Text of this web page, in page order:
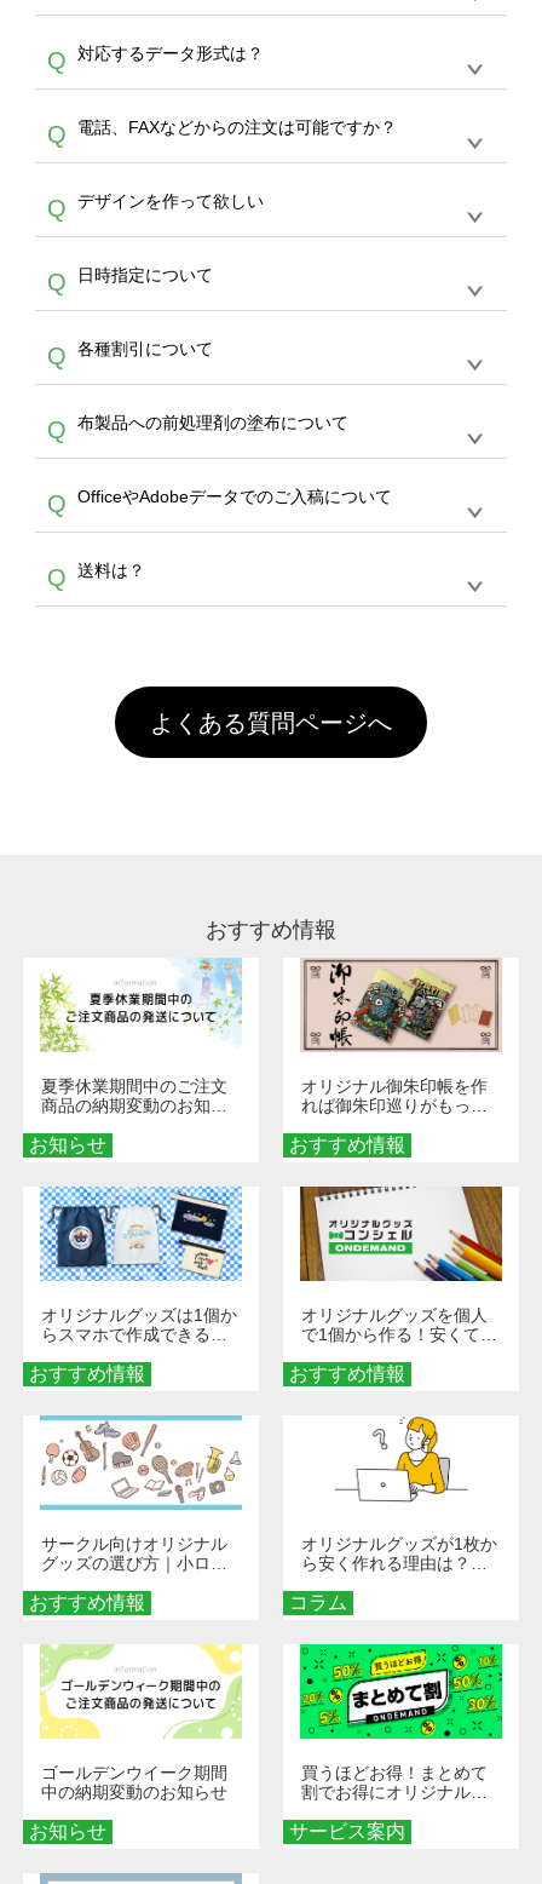
A
生産にて承っております。デザインツールから
デザインの作成から決済まで完了できます。
30枚以上やシルク印刷など、大口注文の場合
は、サポートが担当するエコバッグコンシェル
やタンブラーコンシェルをご利用ください。製
作する数量が多ければ多いほど、オンデマンド
サービスよりも低価格で製作することが可能で
す。
Q 対応するデータ形式は？
A
ドできるデータ形式は、JPG / PNG / AI / PSD /
PDF 形式になります。データの最大サイズ
写真などもアップロード可能です。使用できな
い画像はエラーになります。（※ Illustratorか
らの直接入稿には対応していません。AIで保存
し、デザインツールからアップロードして下さ
い）
Q 電話、FAXなどからの注文は可能ですか？
A
文のみ受け付けております。30個以上のご製
作をお考えの方は、サポートが担当するエコバ
スをご利用頂ければ、電話やFAX、メールなど
でご注文が可能です。
Q デザインを作って欲しい
A
を作って欲しい。などの場合は、製作数量が
30個以上であれば、サポート担当が、デザイ
バッグコンシェル
サー
ビスをご利用ください。(※ 30個以下の場合
は、デザインツールをご利用ください)
Q 日時指定について
A
ん。発送後18時以降に配送業者・伝票番号を
メールでお知らせいたしますので、直接配送業
者にご連絡いただき調整をお願い致します。
Q 各種割引について
A
カート内で自動的に割引(最大50%)が適用され
ます。 【付与ポイント】購入金額の1％が1ポ
イントとして付与され、次回ご注文時に1ポイ
ント＝1円としてお使いいただけます。ポイン
トは発送完了の翌日に付与され、次回ご注文時
からご利用頂けます。ポイントの有効期限は一
年間です。【会員ランク】過去10カ月のご注
文回数により会員ランク割引(最大5%)が適用
頂いても、ログインがされていなければ、ラン
クにカウントがされません。
Q 布製品への前処理剤の塗布について
A
意点（前処理剤）】カラー生地（Tシャツのホ
ワイト、トートバッグのナチュラル、ホワイト
といって、プリントを定着させるための処理剤
を塗布しており、短納期・低価格で商品をお届
害な性質で、水洗いで落とすことが可能です。
お手数ですが、お客様ご自身にて着用前に落と
していただけますようお願いいたします。※1
通常注文・直送機能でのご注文に関わらず、前
Q OfficeやAdobeデータでのご入稿について
A
ません。いずれのデータも該当デザインのみ画
像(JPEG,PNG,GIF,PDF)に変換、またはAdobe
Q 送料は？
引」などによるお値引きで4,000円未満になる
場合は送料がかかりますので、ご注意くださ
い。
よくある質問ページへ
おすすめ情報
お知らせ
夏季休業期間中のご注文
商品の納期変動のお知ら
おすすめ情報
オリジナル御朱印帳を作
れば御朱印巡りがもっと
ダーメイドする魅力と選
び方
おすすめ情報
オリジナルグッズは1個か
らスマホで作成できる！
くなる巾着＆ポーチ活用
術
おすすめ情報
オリジナルグッズを個人
で1個から作る！安くて簡
秘訣
おすすめ情報
サークル向けオリジナル
グッズの選び方｜小ロッ
める秘訣
コラム
オリジナルグッズが1枚か
ら安く作れる理由は？オ
とメリットを解説
お知らせ
ゴールデンウイーク期間
中の納期変動のお知らせ
サービス案内
買うほどお得！まとめて
割でお得にオリジナルグ